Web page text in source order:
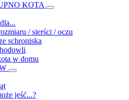
KOTA
/ sierści / oczu
schroniska
w domu
jeść...?